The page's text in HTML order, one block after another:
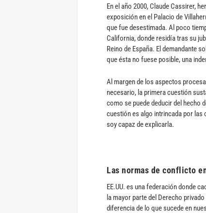
En el año 2000, Claude Cassirer,
exposición en el Palacio de
que fue desestimada. Al poco
California, donde residía tras su
Reino de España. El demandante
que ésta no fuese posible, una
Al margen de los aspectos
necesario, la primera cuestión
como se puede deducir del hecho
cuestión es algo intrincada por
soy capaz de explicarla.
Las normas de conflicto
EE.UU. es una federación donde
la mayor parte del Derecho
diferencia de lo que sucede en